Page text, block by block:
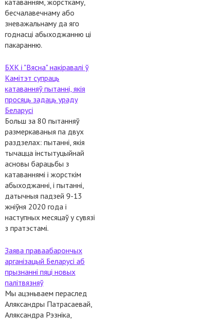
катаванням, жорсткаму,
бесчалавечнаму або
зневажальнаму да яго
годнасці абыходжанню ці
пакаранню.
БХК і "Вясна" накіравалі ў
Камітэт супраць
катаванняў пытанні, якія
просяць задаць ураду
Беларусі
Больш за 80 пытанняў
размеркаваныя па двух
раздзелах: пытанні, якія
тычацца інстытуцыйнай
асновы барацьбы з
катаваннямі і жорсткім
абыходжанні, і пытанні,
датычныя падзей 9-13
жніўня 2020 года і
наступных месяцаў у сувязі
з пратэстамі.
Заява праваабарончых
арганізацый Беларусі аб
прызнанні пяці новых
палітвязняў
Мы ацэньваем пераслед
Аляксандры Патрасаевай,
Аляксандра Рэзніка,